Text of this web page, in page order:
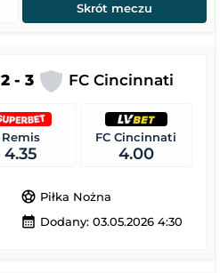
Skrót meczu
2 - 3 FC Cincinnati
Remis
4.35
FC Cincinnati
4.00
sports_soccer Piłka Nożna
calendar_month Dodany: 03.05.2026 4:30